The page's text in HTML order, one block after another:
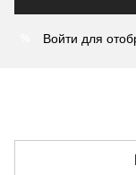
Войти для